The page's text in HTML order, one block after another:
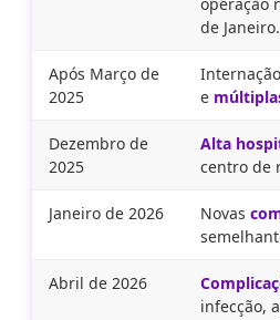
de Janeiro.
Após Março de
2025
e
Dezembro de
2025
Alta
centro de
Janeiro de 2026 Novas
Abril de 2026
infecção,